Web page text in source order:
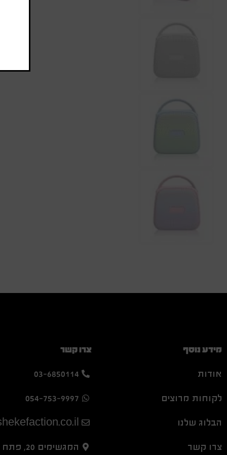
מידע נוסף
אודות
לקוחות מרוצים
הבלוג שלנו
צרו קשר
צרו קשר
03-6850114
054-753-9997
המגשימים 20, פתח תקווה